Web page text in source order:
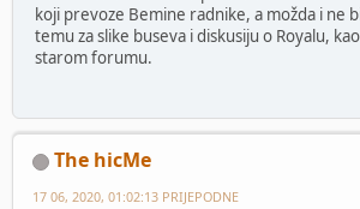
koji prevoze Bemine radnike, a možda i ne
temu za slike buseva i diskusiju o Royalu,
starom forumu.
The hicMe
17 06, 2020, 01:02:13 PRIJEPODNE